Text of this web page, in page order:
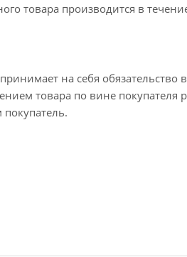
товара производится в
на себя обязательство
товара по вине покупателя